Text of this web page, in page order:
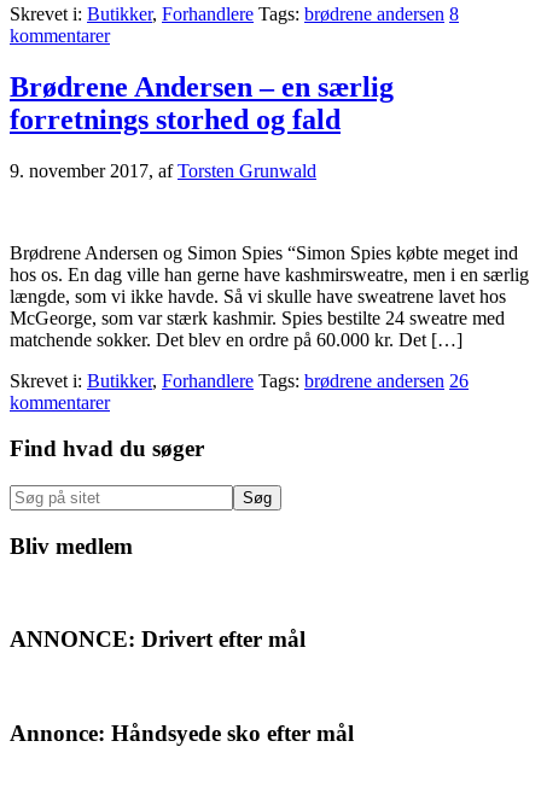
Skrevet i: Butikker, Forhandlere Tags: brødrene andersen 8
kommentarer
Brødrene Andersen – en særlig
forretnings storhed og fald
9. november 2017, afTorsten Grunwald
Brødrene Andersen og Simon Spies “Simon Spies købte meget ind
hos os. En dag ville han gerne have kashmirsweatre, men i en særlig
længde, som vi ikke havde. Så vi skulle have sweatrene lavet hos
McGeorge, som var stærk kashmir. Spies bestilte 24 sweatre med
matchende sokker. Det blev en ordre på 60.000 kr. Det […]
Skrevet i: Butikker, Forhandlere Tags: brødrene andersen 26
kommentarer
Primær
Sidebar
Find hvad du søger
Søg
på
sitet
Bliv medlem
ANNONCE: Drivert efter mål
Annonce: Håndsyede sko efter mål